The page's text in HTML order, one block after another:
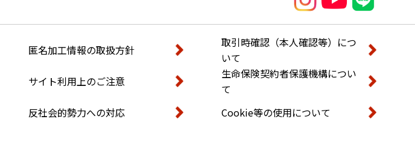
匿名加工情報の取扱方針
取引時確認（本人確認等）につ
いて
サイト利用上のご注意
生命保険契約者保護機構につい
て
反社会的勢力への対応
Cookie等の使用について